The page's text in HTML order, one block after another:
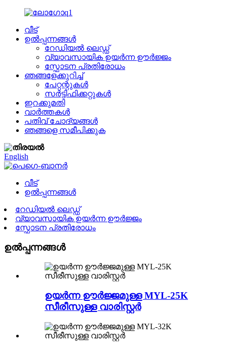
വീട്
ഉൽപ്പന്നങ്ങൾ
റേഡിയൽ ലെഡ്ഡ്
വ്യാവസായിക ഉയർന്ന ഊർജ്ജം
സ്ഫോടന പ്രതിരോധം
ഞങ്ങളേക്കുറിച്ച്
പേറ്റന്റുകൾ
സർട്ടിഫിക്കറ്റുകൾ
ഇറക്കുമതി
വാർത്തകൾ
പതിവ് ചോദ്യങ്ങൾ
ഞങ്ങളെ സമീപിക്കുക
English
വീട്
ഉൽപ്പന്നങ്ങൾ
റേഡിയൽ ലെഡ്ഡ്
വ്യാവസായിക ഉയർന്ന ഊർജ്ജം
സ്ഫോടന പ്രതിരോധം
ഉൽപ്പന്നങ്ങൾ
ഉയർന്ന ഊർജ്ജമുള്ള MYL-25K
സീരീസുള്ള വാരിസ്റ്റർ